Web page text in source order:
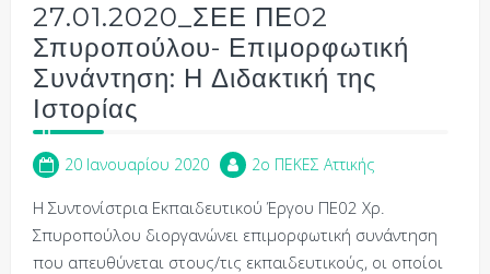
27.01.2020_ΣΕΕ ΠΕ02
Σπυροπούλου- Επιμορφωτική
Συνάντηση: Η Διδακτική της
Ιστορίας
20 Ιανουαρίου 2020 2o ΠΕΚΕΣ Αττικής
Η Συντονίστρια Εκπαιδευτικού Έργου ΠΕ02 Χρ.
Σπυροπούλου διοργανώνει επιμορφωτική συνάντηση
που απευθύνεται στους/τις εκπαιδευτικούς, οι οποίοι